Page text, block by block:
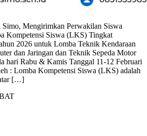
Mengirimkan Perwakilan Siswa
Kompetensi Siswa (LKS) Tingkat
2026 untuk Lomba Teknik Kendaraan
dan Jaringan dan Teknik Sepeda Motor
hari Rabu & Kamis Tanggal 11-12 Februari
: Lomba Kompetensi Siswa (LKS) adalah
[…]